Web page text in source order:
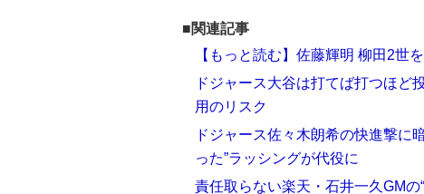
■関連記事
【もっと読む】佐藤輝明 柳田2世
ドジャース大谷は打てば打つほ
用のリスク
ドジャース佐々木朗希の快進撃に
った”ラッシングが代役に
責任取らない楽天・石井一久GM